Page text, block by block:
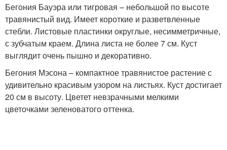
Бегония Бауэра или тигровая – небольшой по высоте
травянистый вид. Имеет короткие и разветвленные
стебли. Листовые пластинки округлые, несимметричные,
с зубчатым краем. Длина листа не более 7 см. Куст
выглядит очень пышно и декоративно.
Бегония Мэсона – компактное травянистое растение с
удивительно красивым узором на листьях. Куст достигает
20 см в высоту. Цветет невзрачными мелкими
цветочками зеленоватого оттенка.